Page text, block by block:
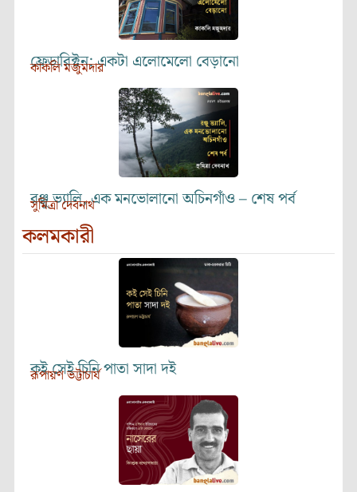
ফ্রেডারিক্টন: একটা এলোমেলো বেড়ানো
কাকলি মজুমদার
রঞ্জু ভ্যালি, এক মনভোলানো অচিনগাঁও – শেষ পর্ব
সুমিত্রা দেবনাথ
কলমকারী
কই সেই চিনি পাতা সাদা দই
রূপায়ণ ভট্টাচার্য